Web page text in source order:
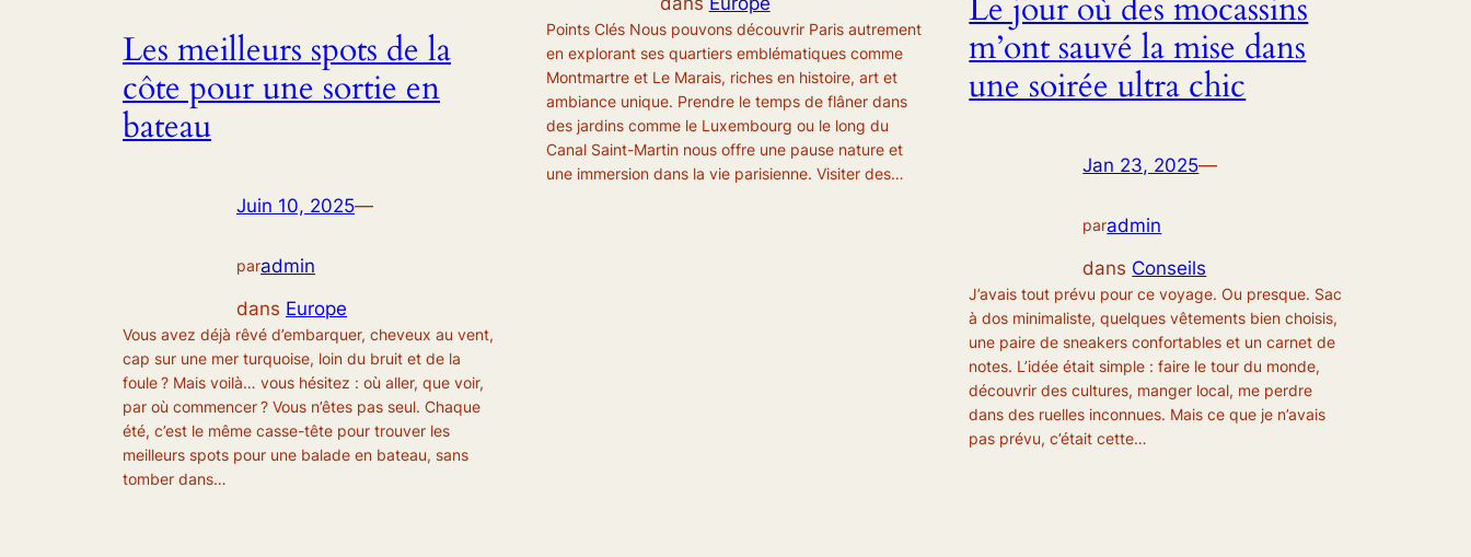
Les meilleurs spots de la
côte pour une sortie en
bateau
Juin 10, 2025—
paradmin
dans Europe
Vous avez déjà rêvé d’embarquer, cheveux au vent,
cap sur une mer turquoise, loin du bruit et de la
foule ? Mais voilà… vous hésitez : où aller, que voir,
par où commencer ? Vous n’êtes pas seul. Chaque
été, c’est le même casse-tête pour trouver les
meilleurs spots pour une balade en bateau, sans
tomber dans…
Points Clés Nous pouvons découvrir Paris autrement
en explorant ses quartiers emblématiques comme
Montmartre et Le Marais, riches en histoire, art et
ambiance unique. Prendre le temps de flâner dans
des jardins comme le Luxembourg ou le long du
Canal Saint-Martin nous offre une pause nature et
une immersion dans la vie parisienne. Visiter des…
Le jour où des mocassins
m’ont sauvé la mise dans
une soirée ultra chic
Jan 23, 2025—
paradmin
dans Conseils
J’avais tout prévu pour ce voyage. Ou presque. Sac
à dos minimaliste, quelques vêtements bien choisis,
une paire de sneakers confortables et un carnet de
notes. L’idée était simple : faire le tour du monde,
découvrir des cultures, manger local, me perdre
dans des ruelles inconnues. Mais ce que je n’avais
pas prévu, c’était cette…